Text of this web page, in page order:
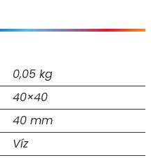
0,05 kg
40×40
40 mm
Víz